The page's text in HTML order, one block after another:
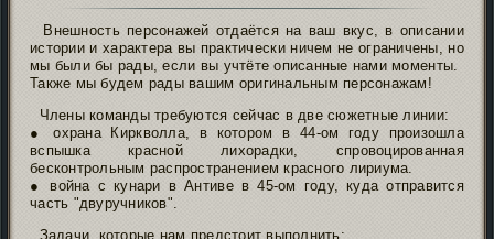
Внешность персонажей отдаётся на ваш вкус, в описании
истории и характера вы практически ничем не ограничены, но
мы были бы рады, если вы учтёте описанные нами моменты.
Также мы будем рады вашим оригинальным персонажам!
Члены команды требуются сейчас в две сюжетные линии:
● охрана Киркволла, в котором в 44-ом году произошла
вспышка красной лихорадки, спровоцированная
бесконтрольным распространением красного лириума.
● война с кунари в Антиве в 45-ом году, куда отправится
часть "двуручников".
Задачи, которые нам предстоит выполнить: